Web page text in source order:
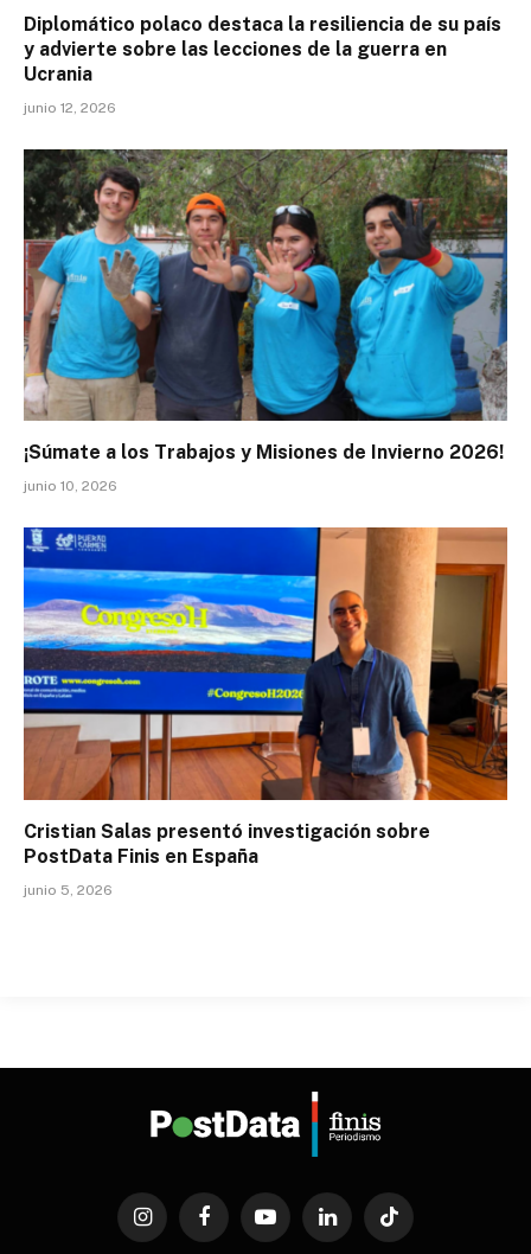
Diplomático polaco destaca la resiliencia de su país
y advierte sobre las lecciones de la guerra en
Ucrania
junio 12, 2026
¡Súmate a los Trabajos y Misiones de Invierno 2026!
junio 10, 2026
Cristian Salas presentó investigación sobre
PostData Finis en España
junio 5, 2026
InstagramFacebookYouTubeLinkedInTikTok